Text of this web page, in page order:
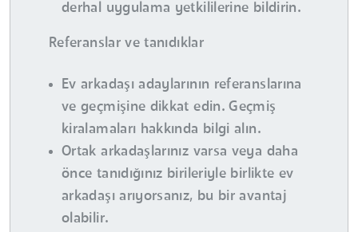
derhal uygulama yetkililerine bildirin.
Referanslar ve tanıdıklar
Ev arkadaşı adaylarının referanslarına
ve geçmişine dikkat edin. Geçmiş
kiralamaları hakkında bilgi alın.
Ortak arkadaşlarınız varsa veya daha
önce tanıdığınız birileriyle birlikte ev
arkadaşı arıyorsanız, bu bir avantaj
olabilir.